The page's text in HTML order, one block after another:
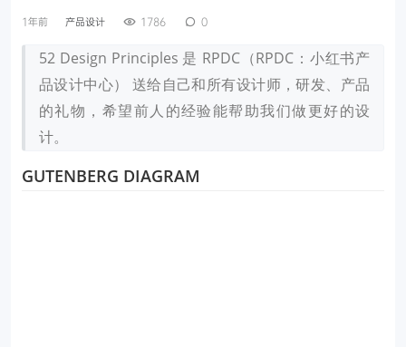
1年前 产品设计 1786 0
52 Design Principles 是 RPDC（RPDC：小红书产
品设计中心） 送给自己和所有设计师，研发、产品
的礼物，希望前人的经验能帮助我们做更好的设
计。
GUTENBERG DIAGRAM